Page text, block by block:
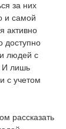
за них
и самой
активно
доступно
людей с
И лишь
с учетом
рассказать